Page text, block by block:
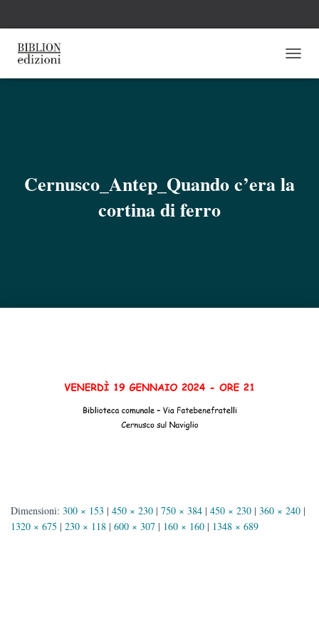
A
N
Cernusco_Antep_Quando c’era la
cortina di ferro
Dimensioni: 300 × 153 | 450 × 230 | 750 × 384 | 450 × 230 | 360 × 240 |
1320 × 675 | 230 × 118 | 600 × 307 | 160 × 160 | 1348 × 689